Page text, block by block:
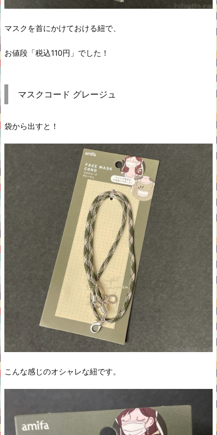
マスクを首にかけておける紐で、
お値段「税込110円」でした！
マスクコード グレージュ
袋から出すと！
こんな感じのオシャレな紐です。